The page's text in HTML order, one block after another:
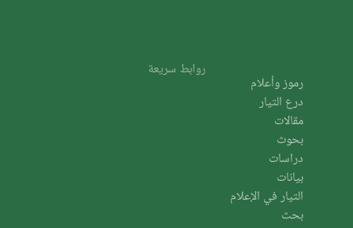
روابط سريعة
رموز وأعلام
درع التيار
مقالات
بحوث
دراسات
بيانات
التيار في الإعلام
بحث